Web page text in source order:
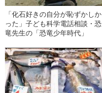
「化石好きの自分が恥ずかしか
った」子ども科学電話相談・恐
竜先生の「恐竜少年時代」